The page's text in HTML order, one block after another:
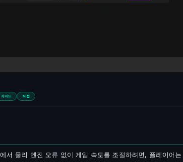
가이드 직접
서 물리 엔진 오류 없이 게임 속도를 조절하려면, 플레이어